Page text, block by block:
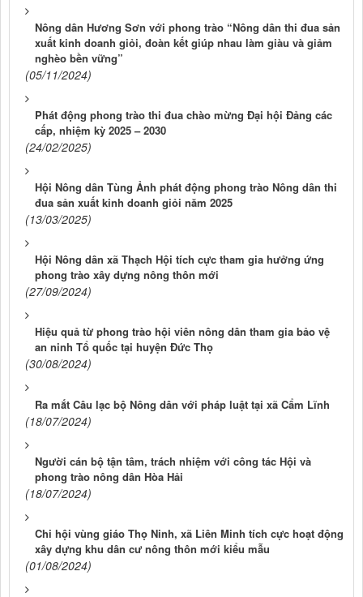
Nông dân Hương Sơn với phong trào “Nông dân thi đua sản
xuất kinh doanh giỏi, đoàn kết giúp nhau làm giàu và giảm
nghèo bền vững”
(05/11/2024)
Phát động phong trào thi đua chào mừng Đại hội Đảng các
cấp, nhiệm kỳ 2025 – 2030
(24/02/2025)
Hội Nông dân Tùng Ảnh phát động phong trào Nông dân thi
đua sản xuất kinh doanh giỏi năm 2025
(13/03/2025)
Hội Nông dân xã Thạch Hội tích cực tham gia hưởng ứng
phong trào xây dựng nông thôn mới
(27/09/2024)
Hiệu quả từ phong trào hội viên nông dân tham gia bảo vệ
an ninh Tổ quốc tại huyện Đức Thọ
(30/08/2024)
Ra mắt Câu lạc bộ Nông dân với pháp luật tại xã Cẩm Lĩnh
(18/07/2024)
Người cán bộ tận tâm, trách nhiệm với công tác Hội và
phong trào nông dân Hòa Hải
(18/07/2024)
Chi hội vùng giáo Thọ Ninh, xã Liên Minh tích cực hoạt động
xây dựng khu dân cư nông thôn mới kiểu mẫu
(01/08/2024)